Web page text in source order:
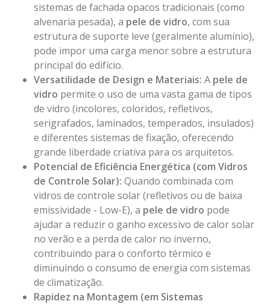
sistemas de fachada opacos tradicionais (como
alvenaria pesada), a pele de vidro, com sua
estrutura de suporte leve (geralmente alumínio),
pode impor uma carga menor sobre a estrutura
principal do edifício.
Versatilidade de Design e Materiais: A pele de
vidro permite o uso de uma vasta gama de tipos
de vidro (incolores, coloridos, refletivos,
serigrafados, laminados, temperados, insulados)
e diferentes sistemas de fixação, oferecendo
grande liberdade criativa para os arquitetos.
Potencial de Eficiência Energética (com Vidros
de Controle Solar): Quando combinada com
vidros de controle solar(refletivos ou de baixa
emissividade - Low-E), a pele de vidro pode
ajudar a reduzir o ganho excessivo de calor solar
no verão e a perda de calor no inverno,
contribuindo para o conforto térmico e
diminuindo o consumo de energia com sistemas
de climatização.
Rapidez na Montagem (em Sistemas